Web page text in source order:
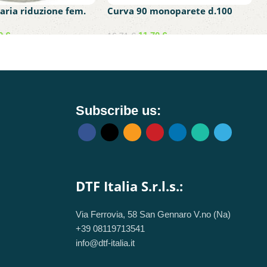
riduzione fem.
acciaio inox
€
Curva 90 monoparete d.100
acciaio inox aisi 304
16,71 € 11,70 €
Subscribe us:
DTF Italia S.r.l.s.:
Via Ferrovia, 58 San Gennaro V.no (Na)
+39 08119713541
info@dtf-italia.it